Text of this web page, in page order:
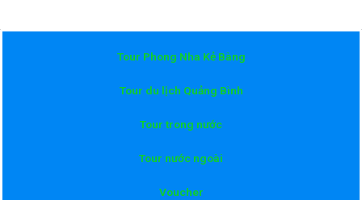
Tour Phong Nha Kẻ Bàng
Tour du lịch Quảng Bình
Tour trong nước
Tour nước ngoài
Voucher